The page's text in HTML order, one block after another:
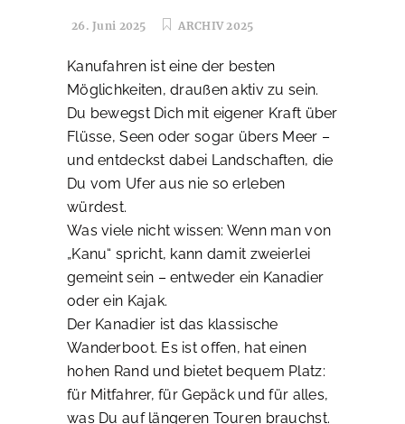
26. Juni 2025 ARCHIV 2025
Kanufahren ist eine der besten
Möglichkeiten, draußen aktiv zu sein.
Du bewegst Dich mit eigener Kraft über
Flüsse, Seen oder sogar übers Meer –
und entdeckst dabei Landschaften, die
Du vom Ufer aus nie so erleben
würdest.
Was viele nicht wissen: Wenn man von
„Kanu“ spricht, kann damit zweierlei
gemeint sein – entweder ein Kanadier
oder ein Kajak.
Der Kanadier ist das klassische
Wanderboot. Es ist offen, hat einen
hohen Rand und bietet bequem Platz:
für Mitfahrer, für Gepäck und für alles,
was Du auf längeren Touren brauchst.